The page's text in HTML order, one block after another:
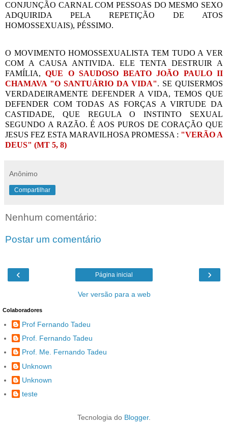
CONJUNÇÃO CARNAL COM PESSOAS DO MESMO SEXO
ADQUIRIDA PELA REPETIÇÃO DE ATOS
HOMOSSEXUAIS), PÉSSIMO.
O MOVIMENTO HOMOSSEXUALISTA TEM TUDO A VER
COM A CAUSA ANTIVIDA. ELE TENTA DESTRUIR A
FAMÍLIA,QUE O SAUDOSO BEATO JOÃO PAULO II
CHAMAVA "O SANTUÁRIO DA VIDA". SE QUISERMOS
VERDADEIRAMENTE DEFENDER A VIDA, TEMOS QUE
DEFENDER COM TODAS AS FORÇAS A VIRTUDE DA
CASTIDADE, QUE REGULA O INSTINTO SEXUAL
SEGUNDO A RAZÃO. É AOS PUROS DE CORAÇÃO QUE
JESUS FEZ ESTA MARAVILHOSA PROMESSA : "VERÃO A
DEUS" (MT 5, 8)
Anônimo
Compartilhar
Nenhum comentário:
Postar um comentário
‹ ›
Página inicial
Ver versão para a web
Colaboradores
Prof Fernando Tadeu
Prof. Fernando Tadeu
Prof. Me. Fernando Tadeu
Unknown
Unknown
teste
Tecnologia do Blogger.